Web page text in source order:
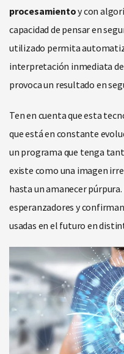
procesamientoy con
capacidad de pensar en
utilizado permita
interpretación inmediata
provoca un resultado en
Ten en cuenta que esta
que está en constante
un programa que tenga
existe como una imagen
hasta un amanecer
esperanzadores y
usadas en el futuro en